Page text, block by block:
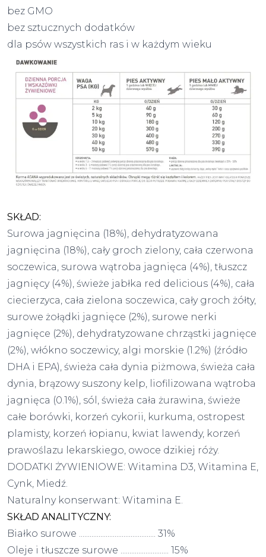
bez GMO
bez sztucznych dodatków
dla psów wszystkich ras i w każdym wieku
SKŁAD:
Surowa jagnięcina (18%), dehydratyzowana
jagnięcina (18%), cały groch zielony, cała czerwona
soczewica, surowa wątroba jagnięca (4%), tłuszcz
jagnięcy (4%), świeże jabłka red delicious (4%), cała
ciecierzyca, cała zielona soczewica, cały groch żółty,
surowe żołądki jagnięce (2%), surowe nerki
jagnięce (2%), dehydratyzowane chrząstki jagnięce
(2%), włókno soczewicy, algi morskie (1.2%) (źródło
DHA i EPA), świeża cała dynia piżmowa, świeża cała
dynia, brązowy suszony kelp, liofilizowana wątroba
jagnięca (0.1%), sól, świeża cała żurawina, świeże
całe borówki, korzeń cykorii, kurkuma, ostropest
plamisty, korzeń łopianu, kwiat lawendy, korzeń
prawoślazu lekarskiego, owoce dzikiej róży.
DODATKI ŻYWIENIOWE: Witamina D3, Witamina E,
Cynk, Miedź.
Naturalny konserwant: Witamina E.
SKŁAD ANALITYCZNY:
Białko surowe ........................................... 31%
Oleje i tłuszcze surowe ........................... 15%